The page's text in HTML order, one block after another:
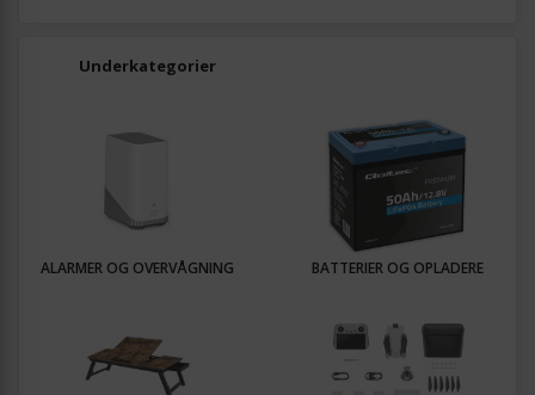
Underkategorier
ALARMER OG OVERVÅGNING BATTERIER OG OPLADERE